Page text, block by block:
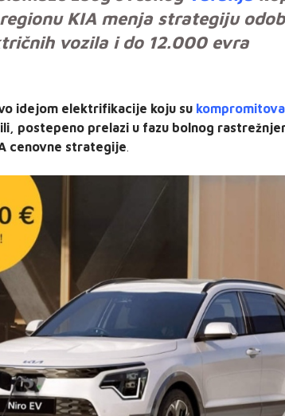
KIA menja strategiju
vozila i do 12.000 evra
idejom elektrifikacije koju su
postepeno prelazi u fazu bolnog
cenovne strategije